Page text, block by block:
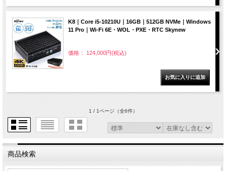
K8｜Core i5-10210U｜16GB｜512GB NVMe｜Windows
11 Pro｜Wi-Fi 6E・WOL・PXE・RTC Skynew
価格： 124,000円(税込)
1 / 1ページ（全6件）
商品検索